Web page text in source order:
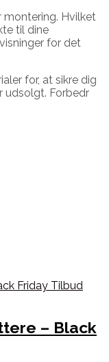
montering. Hvilket
til dine
for det
for, at sikre dig
udsolgt. Forbedr
– Black